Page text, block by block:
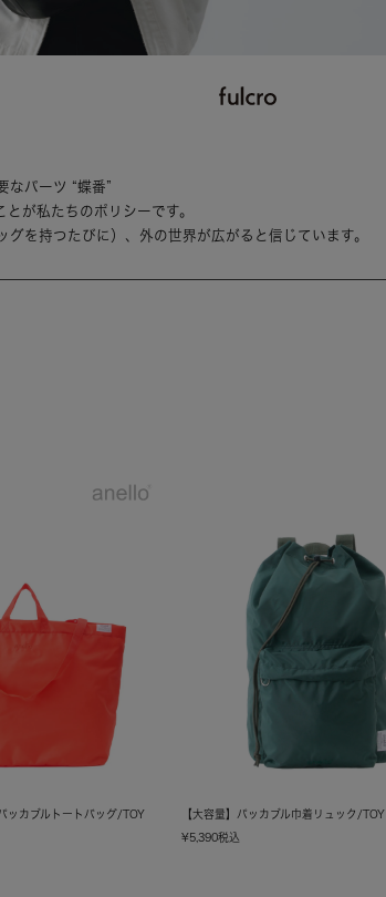
なパーツ “蝶番”
が私たちのポリシーです。
グを持つたびに）、外の世界が広がると信じています。
ッカブルトートバッグ/TOY 【大容量】パッカブル巾着リュック/TOY
¥5,390税込